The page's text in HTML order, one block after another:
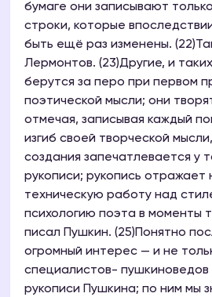
бумаге они записывают
строки, которые
быть ещё раз изменены.
Лермонтов. (23)Другие, и
берутся за перо при первом
поэтической мысли; они
отмечая, записывая каждый
изгиб своей творческой
создания запечатлевается у
рукописи; рукопись отражает
техническую работу над
психологию поэта в моменты
писал Пушкин. (25)Понятно
огромный интерес — и не
специалистов-
рукописи Пушкина; по ним мы